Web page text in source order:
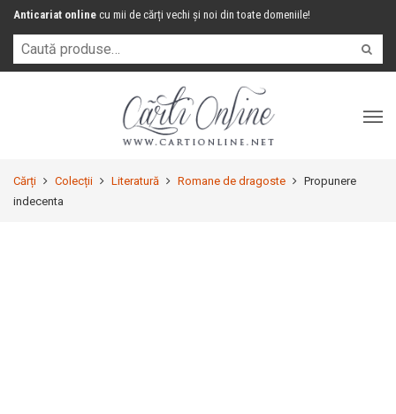
Anticariat online cu mii de cărți vechi și noi din toate domeniile!
Cărți Colecții Literatură Romane de dragoste
Propunere
indecenta